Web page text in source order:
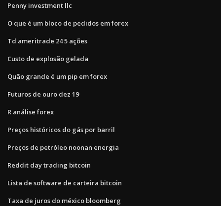
Penny investment llc
O que é um bloco de pedidos em forex
Td ameritrade 24 5 ações
Custo de explosão gelada
Quão grande é um pip em forex
Futuros de ouro dez 19
R análise forex
Preços históricos do gás por barril
Preços de petróleo noonan energia
Reddit day trading bitcoin
Lista de software de carteira bitcoin
Taxa de juros do méxico bloomberg